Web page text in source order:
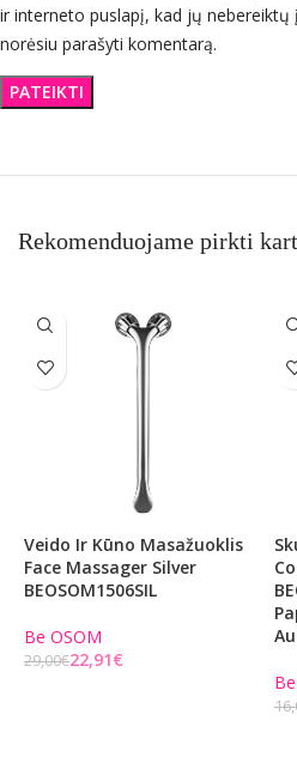
ir interneto puslapį, kad jų
norėsiu parašyti komentarą.
Rekomenduojame pirkti
Veido Ir Kūno Masažuoklis
Face Massager Silver
BEOSOM1506SIL
Be OSOM
29,00€22,91€